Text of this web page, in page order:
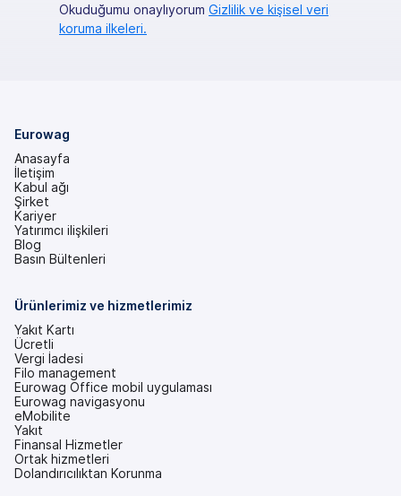
Okuduğumu onaylıyorum Gizlilik ve kişisel veri
koruma ilkeleri.
Eurowag
Anasayfa
İletişim
Kabul ağı
Şirket
Kariyer
Yatırımcı ilişkileri
(yeni
bir
Blog
Basın Bültenleri
Ürünlerimiz ve hizmetlerimiz
Yakıt Kartı
Ücretli
Vergi İadesi
Filo management
Eurowag Office mobil uygulaması
Eurowag navigasyonu
eMobilite
Yakıt
Finansal Hizmetler
Ortak hizmetleri
Dolandırıcılıktan Korunma